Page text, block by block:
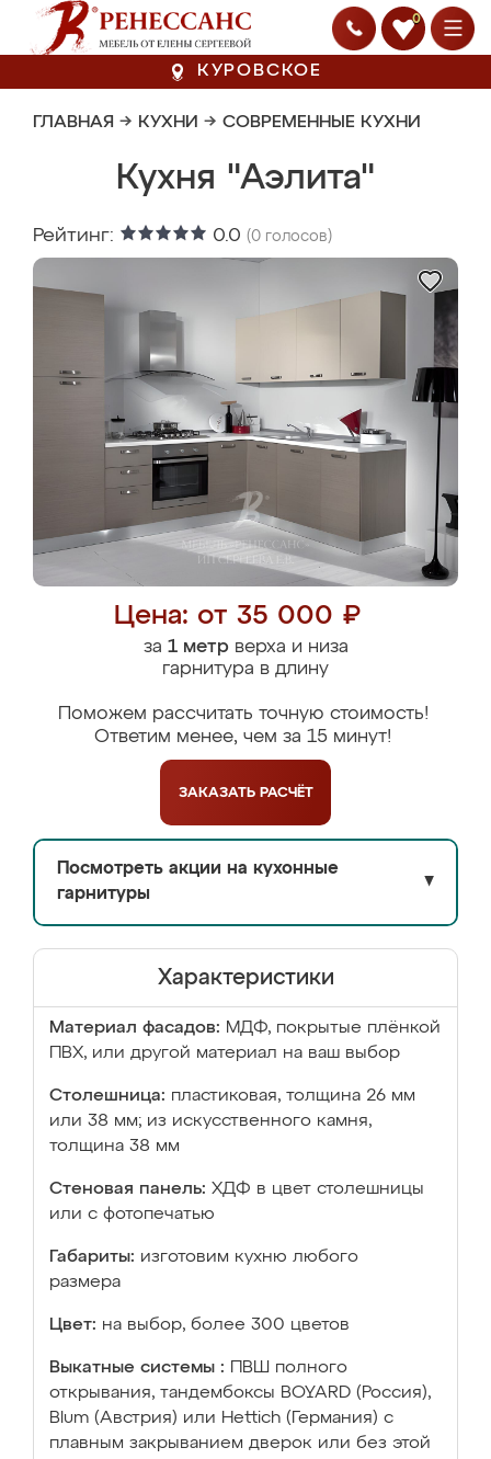
0
КУРОВСКОЕ
ГЛАВНАЯ → КУХНИ → СОВРЕМЕННЫЕ КУХНИ
Кухня "Аэлита"
Рейтинг: 0.0 (0 голосов)
Цена: от 35 000 ₽
за 1 метрверха и низа
гарнитура в длину
Поможем рассчитать точную стоимость!
Ответим менее, чем за 15 минут!
ЗАКАЗАТЬ РАСЧЁТ
Посмотреть акции на кухонные
гарнитуры
▼
Характеристики
Материал фасадов: МДФ, покрытые плёнкой
ПВХ, или другой материал на ваш выбор
Столешница: пластиковая, толщина 26 мм
или 38 мм; из искусственного камня,
толщина 38 мм
Стеновая панель: ХДФ в цвет столешницы
или с фотопечатью
Габариты: изготовим кухню любого
размера
Цвет: на выбор, более 300 цветов
Выкатные системы :
ПВШ полного
открывания, тандембоксы BOYARD (Россия),
Blum (Австрия) или Hettich (Германия) с
плавным закрыванием дверок или без этой